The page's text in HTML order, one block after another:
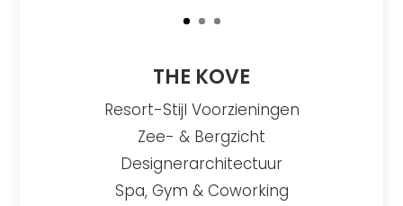
THE KOVE
Resort-Stijl Voorzieningen
Zee- & Bergzicht
Designerarchitectuur
Spa, Gym & Coworking